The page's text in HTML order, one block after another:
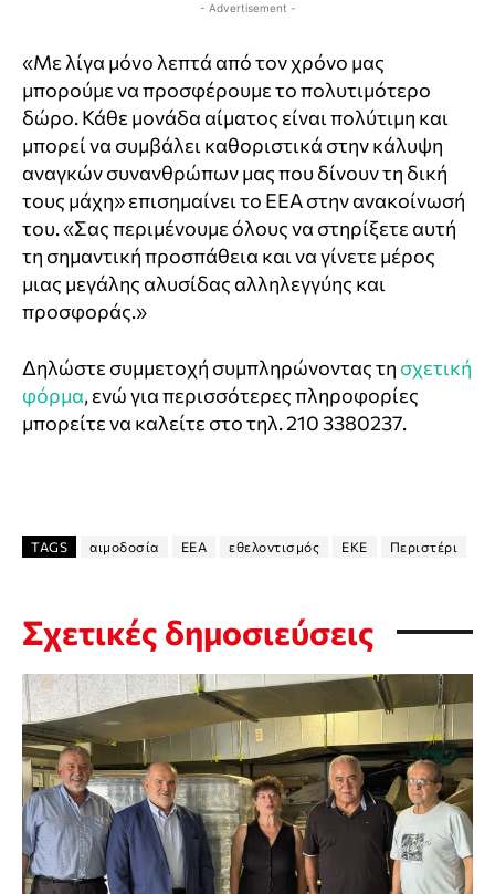
- Advertisement -
«Με λίγα μόνο λεπτά από τον χρόνο μας
μπορούμε να προσφέρουμε το πολυτιμότερο
δώρο. Κάθε μονάδα αίματος είναι πολύτιμη και
μπορεί να συμβάλει καθοριστικά στην κάλυψη
αναγκών συνανθρώπων μας που δίνουν τη δική
τους μάχη» επισημαίνει το ΕΕΑ στην ανακοίνωσή
του. «Σας περιμένουμε όλους να στηρίξετε αυτή
τη σημαντική προσπάθεια και να γίνετε μέρος
μιας μεγάλης αλυσίδας αλληλεγγύης και
προσφοράς.»
Δηλώστε συμμετοχή συμπληρώνοντας τη σχετική
φόρμα, ενώ για περισσότερες πληροφορίες
μπορείτε να καλείτε στο τηλ. 210 3380237.
TAGS αιμοδοσία ΕΕΑ εθελοντισμός ΕΚΕ Περιστέρι
Σχετικές δημοσιεύσεις